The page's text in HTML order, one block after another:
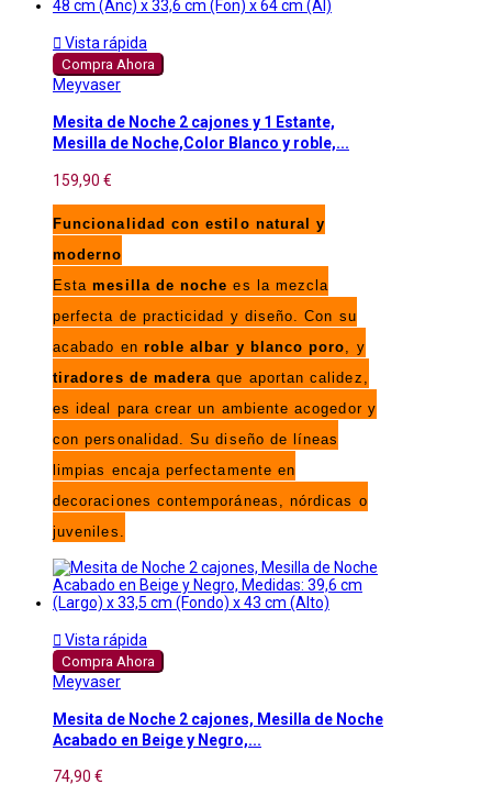
 Vista rápida
Compra Ahora
Meyvaser
Mesita de Noche 2 cajones y 1 Estante,
Mesilla de Noche,Color Blanco y roble,...
159,90 €
Funcionalidad con estilo natural y
moderno
Estamesilla de noche es la mezcla
perfecta de practicidad y diseño. Con su
acabado en roble albar y blanco poro , y
tiradores de madera que aportan calidez,
es ideal para crear un ambiente acogedor y
con personalidad. Su diseño de líneas
limpias encaja perfectamente en
decoraciones contemporáneas, nórdicas o
juveniles.
 Vista rápida
Compra Ahora
Meyvaser
Mesita de Noche 2 cajones, Mesilla de Noche
Acabado en Beige y Negro,...
74,90 €